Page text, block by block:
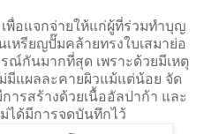
แจกจ่ายให้แก่ผู้ที่ร่วมทำบุญ
หรียญปั๊มคล้ายทรงใบเสมาย่อ
ณ์กันมากที่สุด เพราะด้วยมีเหตุ
มีแผลละคายผิวแม้แต่น้อย จัด
ารสร้างด้วยเนื้ออัลปาก้า และ
ได้มีการจดบันทึกไว้